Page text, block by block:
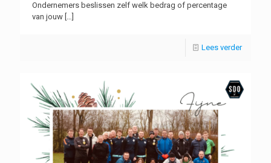
Ondernemers beslissen zelf welk bedrag of percentage
van jouw […]
Lees verder